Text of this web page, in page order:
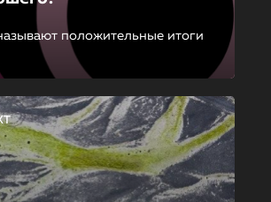
положительные итоги